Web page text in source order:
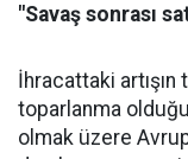
"Savaş sonrası
İhracattaki
topar­lanma
olmak üzere